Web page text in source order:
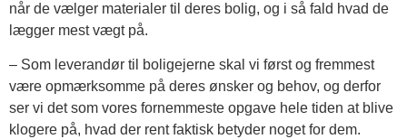
når de vælger materialer til deres bolig, og i så fald hvad de
lægger mest vægt på.
– Som leverandør til boligejerne skal vi først og fremmest
være opmærksomme på deres ønsker og behov, og derfor
ser vi det som vores fornemmeste opgave hele tiden at blive
klogere på, hvad der rent faktisk betyder noget for dem.